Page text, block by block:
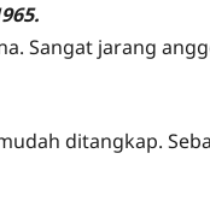
Sangat jarang
ditangkap.